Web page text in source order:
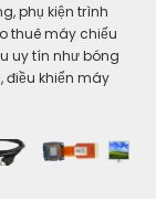
phụ kiện trình
thuê máy chiếu
uy tín như bóng
điều khiển máy